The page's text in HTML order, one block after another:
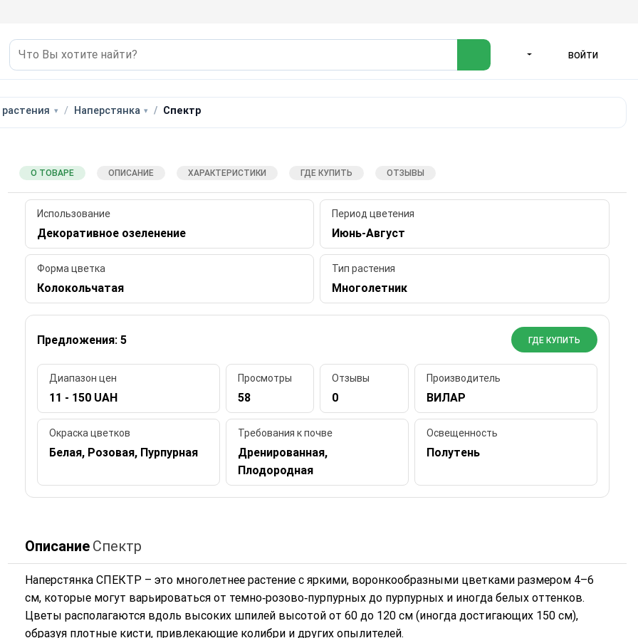
ВОЙТИ
Наперстянка Спектр
О ТОВАРЕ ОПИСАНИЕ ХАРАКТЕРИСТИКИ ГДЕ КУПИТЬ ОТЗЫВЫ
Использование
Декоративное озеленение
Период цветения
Июнь-Август
Форма цветка
Колокольчатая
Тип растения
Многолетник
Предложения: 5 ГДЕ КУПИТЬ
Диапазон цен
11 - 150 UAH
Просмотры
58
Отзывы
0
Производитель
ВИЛАР
Окраска цветков
Белая, Розовая, Пурпурная
Требования к почве
Дренированная,
Плодородная
Освещенность
Полутень
Описание Спектр
Наперстянка СПЕКТР – это многолетнее растение с яркими, воронкообразными цветками размером 4–6
см, которые могут варьироваться от темно‑розово‑пурпурных до пурпурных и иногда белых оттенков.
Цветы располагаются вдоль высоких шпилей высотой от 60 до 120 см (иногда достигающих 150 см),
образуя плотные кисти, привлекающие колибри и других опылителей.